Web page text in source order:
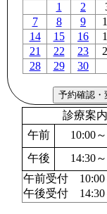
1
2
7
8 9
14
15 16
21
22 23
28
29 30
診療案内
午前
10:00
午後
14:30
午前受付 10:00
午後受付 14:30